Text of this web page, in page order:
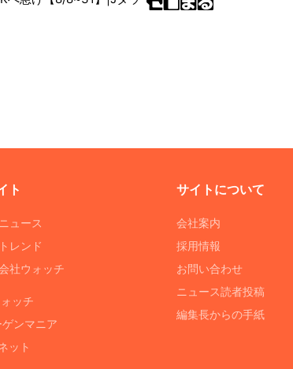
ト
ュース
レンド
社ウォッチ
ッチ
ンマニア
ット
サイトについて
会社案内
採用情報
お問い合わせ
ニュース読者投稿
編集長からの手紙